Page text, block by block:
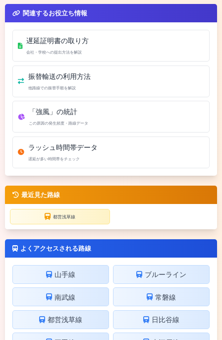
関連するお役立ち情報
遅延証明書の取り方
会社・学校への提出方法を解説
振替輸送の利用方法
他路線での振替手順を解説
「強風」の統計
この原因の発生頻度・路線データ
ラッシュ時間帯データ
遅延が多い時間帯をチェック
最近見た路線
都営浅草線
よくアクセスされる路線
山手線 ブルーライン
南武線 常磐線
都営浅草線 日比谷線